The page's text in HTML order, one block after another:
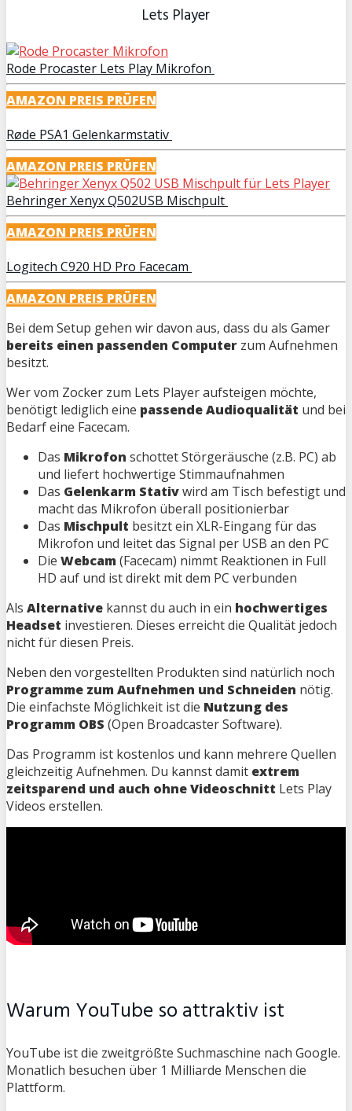
Lets Player
Rode Procaster Lets Play Mikrofon
AMAZON PREIS PRÜFEN
Røde PSA1 Gelenkarmstativ
AMAZON PREIS PRÜFEN
Behringer Xenyx Q502USB Mischpult
AMAZON PREIS PRÜFEN
Logitech C920 HD Pro Facecam
AMAZON PREIS PRÜFEN
Bei dem Setup gehen wir davon aus, dass du als Gamer
bereits einen passenden Computer zum Aufnehmen
besitzt.
Wer vom Zocker zum Lets Player aufsteigen möchte,
benötigt lediglich eine passende Audioqualität und bei
Bedarf eine Facecam.
Das Mikrofon schottet Störgeräusche (z.B. PC) ab
und liefert hochwertige Stimmaufnahmen
Das Gelenkarm Stativwird am Tisch befestigt und
macht das Mikrofon überall positionierbar
Das Mischpult besitzt ein XLR-Eingang für das
Mikrofon und leitet das Signal per USB an den PC
Die Webcam (Facecam) nimmt Reaktionen in Full
HD auf und ist direkt mit dem PC verbunden
Als Alternative kannst du auch in ein hochwertiges
Headset investieren. Dieses erreicht die Qualität jedoch
nicht für diesen Preis.
Neben den vorgestellten Produkten sind natürlich noch
Programme zum Aufnehmen und Schneiden nötig.
Die einfachste Möglichkeit ist die Nutzung des
Programm OBS (Open Broadcaster Software).
Das Programm ist kostenlos und kann mehrere Quellen
gleichzeitig Aufnehmen. Du kannst damit extrem
zeitsparend und auch ohne Videoschnitt Lets Play
Videos erstellen.
Warum YouTube so attraktiv ist
YouTube ist die zweitgrößte Suchmaschine nach Google.
Monatlich besuchen über 1 Milliarde Menschen die
Plattform.